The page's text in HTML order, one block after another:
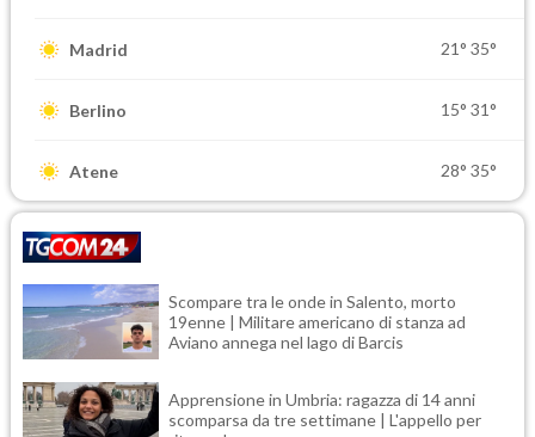
Madrid 21° 35°
Berlino 15° 31°
Atene 28° 35°
Scompare tra le onde in Salento, morto
19enne | Militare americano di stanza ad
Aviano annega nel lago di Barcis
Apprensione in Umbria: ragazza di 14 anni
scomparsa da tre settimane | L'appello per